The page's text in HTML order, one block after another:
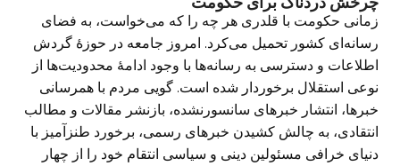
زمانی حکومت با قلدری هر چه را که می‌خواست، به فضای
رسانه‌‌ای کشور تحمیل می‌کرد. امروز جامعه در حوزهٔ گردش
اطلاعات و دسترسی به رسانه‌ها با وجود ادامهٔ محدودیت‌ها از
نوعی استقلال برخوردار شده است. گویی مردم با همرسانی
خبرها، انتشار خبرهای سانسورنشده، بازنشر مقالات و مطالب
انتقادی، به چالش کشیدن خبرهای رسمی، برخورد طنزآمیز با
دنیای خرافی مسئولین دینی و سیاسی انتقام خود را از چهار